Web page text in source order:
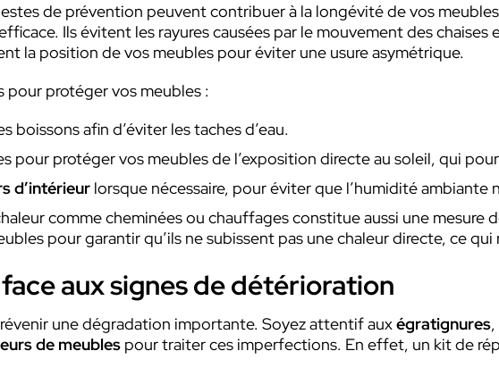
de prévention peuvent contribuer à la longévité de vos
Ils évitent les rayures causées par le mouvement des chaises
la position de vos meubles pour éviter une usure asymétrique.
pour protéger vos meubles :
boissons afin d’éviter les taches d’eau.
pour protéger vos meubles de l’exposition directe au soleil, qui
d’intérieur lorsque nécessaire, pour éviter que l’humidité ambiante
comme cheminées ou chauffages constitue aussi une mesure
pour garantir qu’ils ne subissent pas une chaleur directe, ce qui
aux signes de détérioration
une dégradation importante. Soyez attentif auxégratignures,
de meubles pour traiter ces imperfections. En effet, un kit de